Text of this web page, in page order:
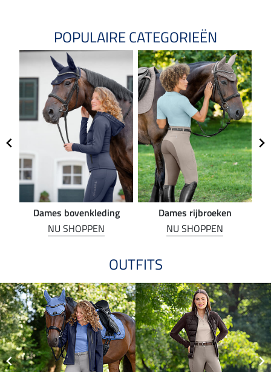
POPULAIRE CATEGORIEËN
Dames bovenkleding
NU SHOPPEN
Dames rijbroeken
NU SHOPPEN
OUTFITS